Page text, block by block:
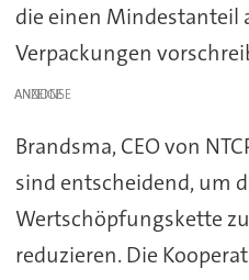
die einen Mindestanteil
Verpackungen
ANZEIGE
Brandsma, CEO von
sind entscheidend, um
Wertschöpfungskette
reduzieren. Die